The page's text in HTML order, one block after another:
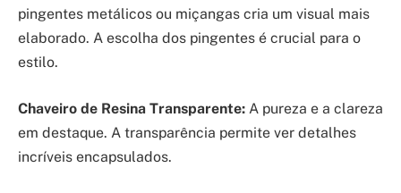
pingentes metálicos ou miçangas cria um visual mais
elaborado. A escolha dos pingentes é crucial para o
estilo.
Chaveiro de Resina Transparente: A pureza e a clareza
em destaque. A transparência permite ver detalhes
incríveis encapsulados.